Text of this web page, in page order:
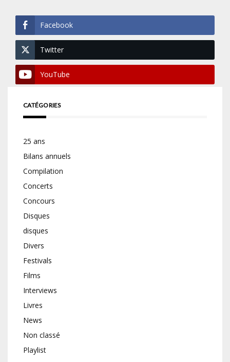
Facebook
Twitter
YouTube
CATÉGORIES
25 ans
Bilans annuels
Compilation
Concerts
Concours
Disques
disques
Divers
Festivals
Films
Interviews
Livres
News
Non classé
Playlist